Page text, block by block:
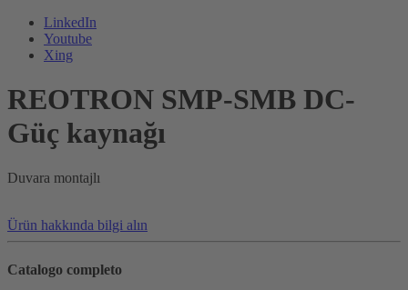
LinkedIn
Youtube
Xing
REOTRON SMP-SMB DC-
Güç kaynağı
Duvara montajlı
Ürün hakkında bilgi alın
Catalogo completo